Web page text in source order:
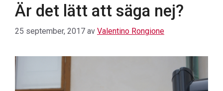
Är det lätt att säga nej?
25 september, 2017 av Valentino Rongione